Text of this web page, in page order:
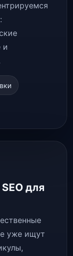
и
для
уже ищут